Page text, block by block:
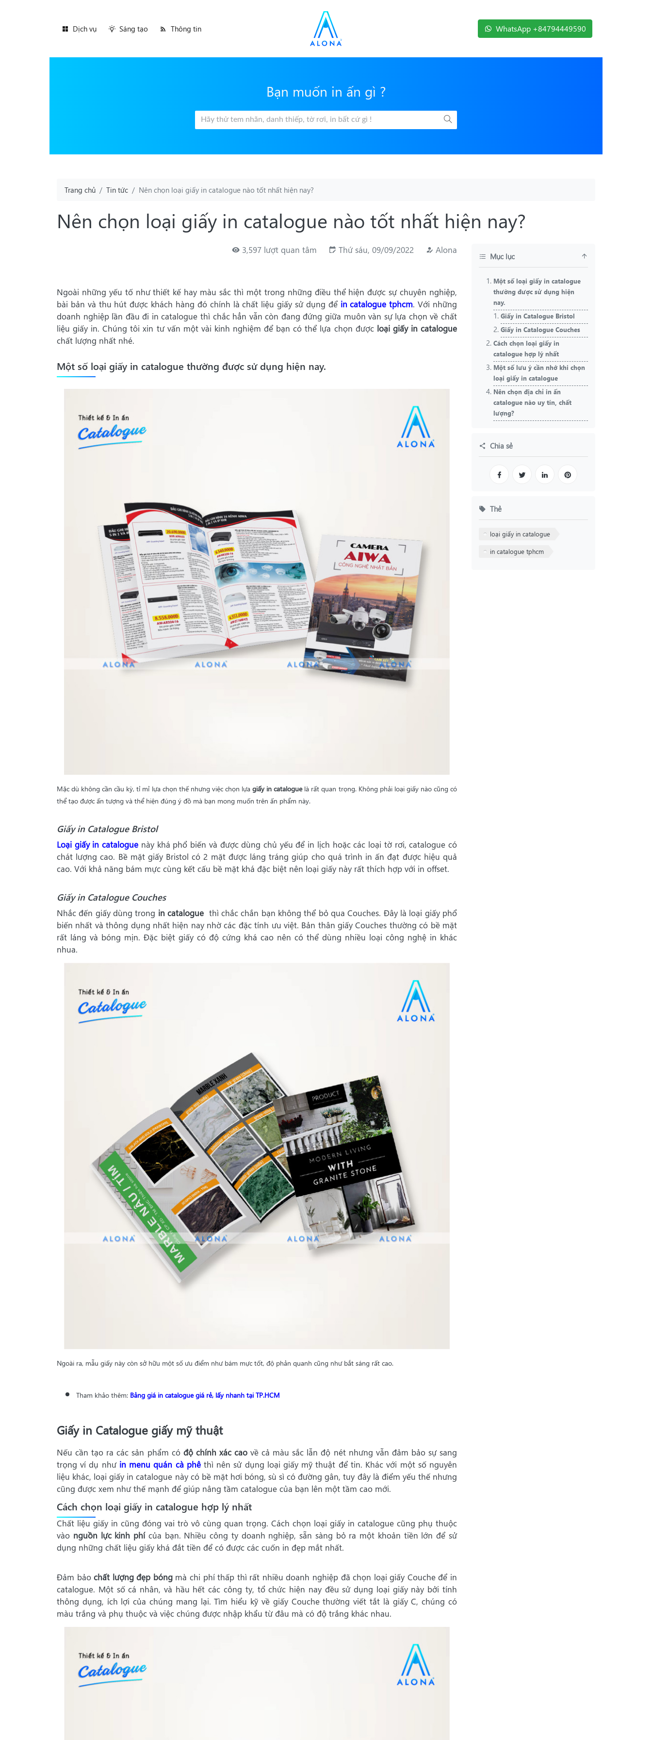
Dịch vụ Sáng tạo Thông tin WhatsApp +84794449590
Bạn muốn in ấn gì ?
Trang chủ Tin tức Nên chọn loại giấy in catalogue nào tốt nhất hiện nay?
Nên chọn loại giấy in catalogue nào tốt nhất hiện nay?
3,597 lượt quan tâm Thứ sáu, 09/09/2022 Alona
Ngoài những yếu tố như thiết kế hay màu sắc thì một trong những điều thể hiện được sự chuyên nghiệp,
bài bản và thu hút được khách hàng đó chính là chất liệu giấy sử dụng để in catalogue tphcm. Với những
doanh nghiệp lần đầu đi in catalogue thì chắc hẳn vẫn còn đang đứng giữa muôn vàn sự lựa chọn về chất
liệu giấy in. Chúng tôi xin tư vấn một vài kinh nghiệm để bạn có thể lựa chọn được loại giấy in catalogue
chất lượng nhất nhé.
Một số loại giấy in catalogue thường được sử dụng hiện nay.
Mặc dù không cần cầu kỳ, tỉ mỉ lựa chọn thế nhưng việc chọn lựa giấy in cataloguelà rất quan trọng. Không phải loại giấy nào cũng có
thể tạo được ấn tượng và thể hiện đúng ý đồ mà bạn mong muốn trên ấn phẩm này.
Giấy in Catalogue Bristol
Loại giấy in catalogue này khá phổ biến và được dùng chủ yếu để in lịch hoặc các loại tờ rơi, catalogue có
chát lượng cao. Bề mặt giấy Bristol có 2 mặt được láng tráng giúp cho quá trình in ấn đạt được hiệu quả
cao. Với khả năng bám mực cùng kết cấu bề mặt khá đặc biệt nên loại giấy này rất thích hợp với in offset.
Giấy in Catalogue Couches
Nhắc đến giấy dùng trong in catalogue thì chắc chắn bạn không thể bỏ qua Couches. Đây là loại giấy phổ
biến nhất và thông dụng nhất hiện nay nhờ các đặc tính ưu việt. Bản thân giấy Couches thường có bề mặt
rất láng và bóng mịn. Đặc biệt giấy có độ cứng khá cao nên có thể dùng nhiều loại công nghệ in khác
nhua.
Ngoài ra, mẫu giấy này còn sở hữu một số ưu điểm như bám mực tốt, độ phản quanh cũng như bắt sáng rất cao.
Tham khảo thêm: Bảng giá in catalogue giá rẻ, lấy nhanh tại TP.HCM
Giấy in Catalogue giấy mỹ thuật
Nếu cần tạo ra các sản phẩm có độ chính xác caovề cả màu sắc lẫn độ nét nhưng vẫn đảm bảo sự sang
trọng ví dụ nhưin menu quán cà phêthì nên sử dụng loại giấy mỹ thuật để tin. Khác với một số nguyên
liệu khác, loại giấy in catalogue này có bề mặt hơi bóng, sù sì có đường gân, tuy đây là điểm yếu thế nhưng
cũng được xem như thế mạnh để giúp nâng tầm catalogue của bạn lên một tầm cao mới.
Cách chọn loại giấy in catalogue hợp lý nhất
Chất liệu giấy in cũng đóng vai trò vô cùng quan trọng. Cách chọn loại giấy in catalogue cũng phụ thuộc
vào nguồn lực kinh phícủa bạn. Nhiều công ty doanh nghiệp, sẵn sàng bỏ ra một khoản tiền lớn để sử
dụng những chất liệu giấy khá đắt tiền để có được các cuốn in đẹp mắt nhất.
Đảm bảochất lượng đẹp bóngmà chi phí thấp thì rất nhiều doanh nghiệp đã chọn loại giấy Couche để in
catalogue. Một số cá nhân, và hầu hết các công ty, tổ chức hiện nay đều sử dụng loại giấy này bởi tính
thông dụng, ích lợi của chúng mang lại. Tìm hiểu kỹ về giấy Couche thường viết tắt là giấy C, chúng có
màu trắng và phụ thuộc và việc chúng được nhập khẩu từ đâu mà có độ trắng khác nhau.
Mục lục
Một số loại giấy in catalogue
thường được sử dụng hiện
nay.
Giấy in Catalogue Bristol
Giấy in Catalogue Couches
Cách chọn loại giấy in
catalogue hợp lý nhất
Một số lưu ý cần nhớ khi chọn
loại giấy in catalogue
Nên chọn địa chỉ in ấn
catalogue nào uy tín, chất
lượng?
Chia sẻ
Thẻ
loại giấy in catalogue
in catalogue tphcm